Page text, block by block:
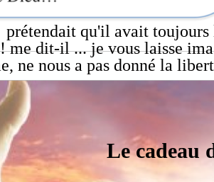
Le cadeau
qu'il avait toujours
me dit-il ... je vous laisse
ne nous a pas donné la